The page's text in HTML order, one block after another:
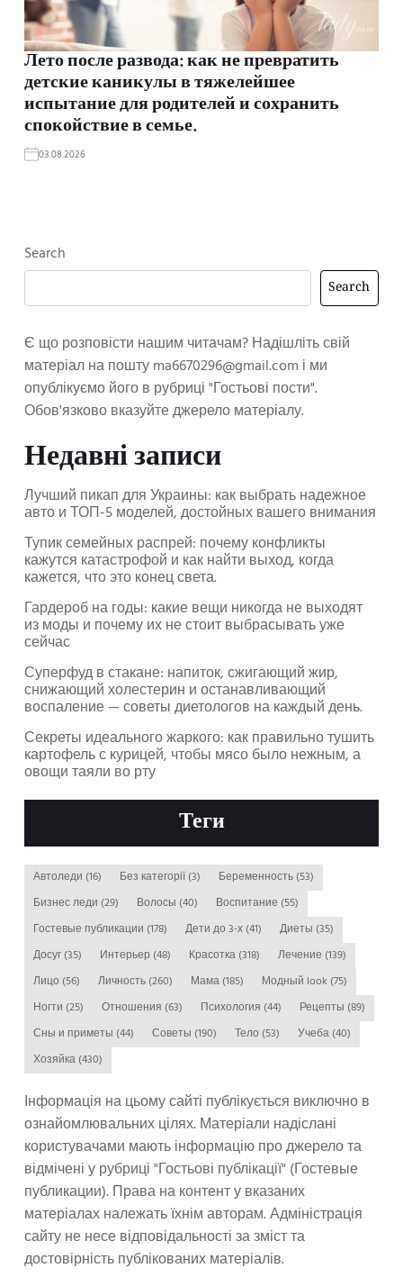
Лето после развода: как не превратить
детские каникулы в тяжелейшее
испытание для родителей и сохранить
спокойствие в семье.
03.08.2026
Search
Search
Є що розповісти нашим читачам? Надішліть свій
матеріал на поштуma6670296@gmail.com і ми
опублікуємо його в рубриці "Гостьові пости".
Обов'язково вказуйте джерело матеріалу.
Недавні записи
Лучший пикап для Украины: как выбрать надежное
авто и ТОП-5 моделей, достойных вашего внимания
Тупик семейных распрей: почему конфликты
кажутся катастрофой и как найти выход, когда
кажется, что это конец света.
Гардероб на годы: какие вещи никогда не выходят
из моды и почему их не стоит выбрасывать уже
сейчас
Суперфуд в стакане: напиток, сжигающий жир,
снижающий холестерин и останавливающий
воспаление — советы диетологов на каждый день.
Секреты идеального жаркого: как правильно тушить
картофель с курицей, чтобы мясо было нежным, а
овощи таяли во рту
Теги
Автоледи (16) Без категорії(3) Беременность (53)
Бизнес леди (29) Волосы (40) Воспитание (55)
Гостевые публикации (178) Дети до 3-х (41) Диеты (35)
Досуг (35) Интерьер (48) Красотка (318) Лечение (139)
Лицо (56) Личность (260) Мама (185) Модный look (75)
Ногти (25) Отношения (63) Психология (44) Рецепты (89)
Сны и приметы (44) Советы (190) Тело (53) Учеба (40)
Хозяйка (430)
Інформація на цьому сайті публікується виключно в
ознайомлювальних цілях. Матеріали надіслані
користувачами мають інформацію про джерело та
відмічені у рубриці "Гостьові публікації" (Гостевые
публикации). Права на контент у вказаних
матеріалах належать їхнім авторам. Адміністрація
сайту не несе відповідальності за зміст та
достовірність публікованих матеріалів.